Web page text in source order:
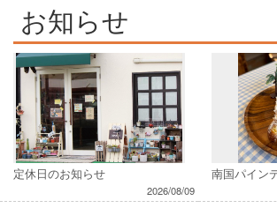
お知らせ
定休日のお知らせ
2026/08/09
南国パイン